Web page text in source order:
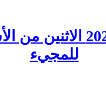
22 – 12 – 2025
للمجيء